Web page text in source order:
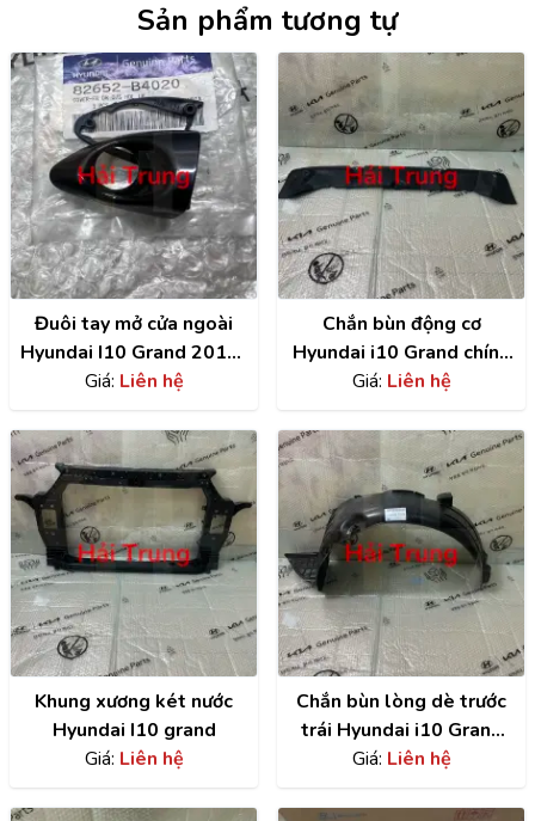
Sản phẩm tương tự
Đuôi tay mở cửa ngoài
Hyundai I10 Grand 2014-
2020 chính hãng
Giá: Liên hệ
Chắn bùn động cơ
Hyundai i10 Grand chính
hãng | 29110B4000
Giá: Liên hệ
Khung xương két nước
Hyundai I10 grand
Giá: Liên hệ
Chắn bùn lòng dè trước
trái Hyundai i10 Grand
chính hãng |
Giá: Liên hệ